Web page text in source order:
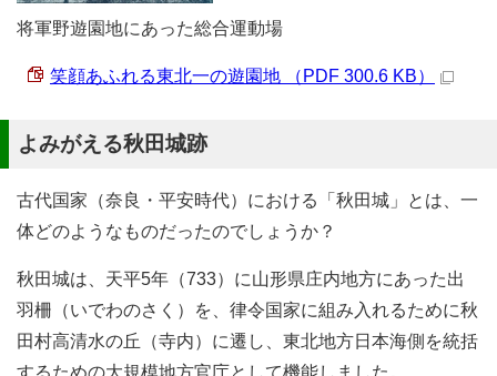
将軍野遊園地にあった総合運動場
笑顔あふれる東北一の遊園地 （PDF 300.6 KB）
よみがえる秋田城跡
古代国家（奈良・平安時代）における「秋田城」とは、一
体どのようなものだったのでしょうか？
秋田城は、天平5年（733）に山形県庄内地方にあった出
羽柵（いでわのさく）を、律令国家に組み入れるために秋
田村高清水の丘（寺内）に遷し、東北地方日本海側を統括
するための大規模地方官庁として機能しました。